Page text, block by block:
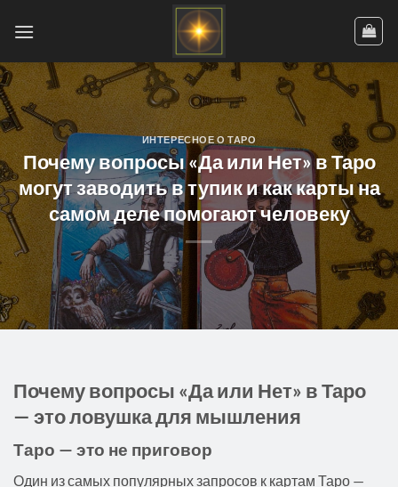
ИНТЕРЕСНОЕ О ТАРО
Почему вопросы «Да или Нет» в Таро
могут заводить в тупик и как карты на
самом деле помогают человеку
Почему вопросы «Да или Нет» в Таро
— это ловушка для мышления
Таро — это не приговор
Один из самых популярных запросов к картам Таро —